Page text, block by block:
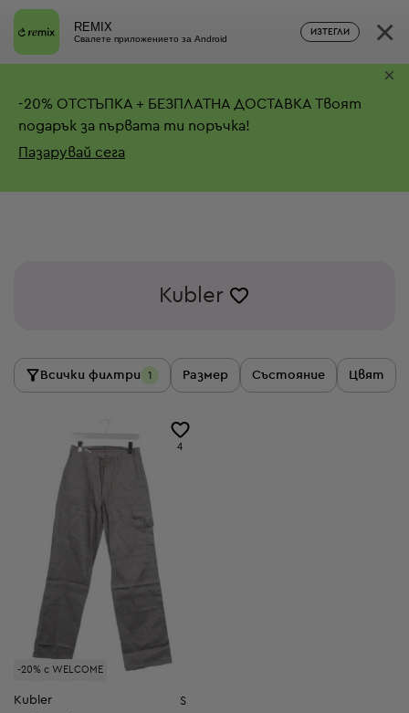
REMIX
Свалете приложението за Android
ИЗТЕГЛИ ×
-20% ОТСТЪПКА + БЕЗПЛАТНА ДОСТАВКА Твоят
подарък за първата ти поръчка!
Пазарувай сега
×
Kubler
Всички филтри 1 Размер Състояние Цвят
-20% с WELCOME
4
Kubler S